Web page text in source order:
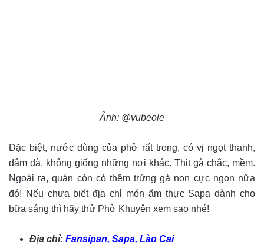
Ảnh: @vubeole
Đặc biệt, nước dùng của phở rất trong, có vị ngọt thanh,
đậm đà, không giống những nơi khác. Thịt gà chắc, mềm.
Ngoài ra, quán còn có thêm trứng gà non cực ngon nữa
đó! Nếu chưa biết địa chỉ món ẩm thực Sapa dành cho
bữa sáng thì hãy thử Phở Khuyên xem sao nhé!
Địa chỉ: Fansipan, Sapa, Lào Cai